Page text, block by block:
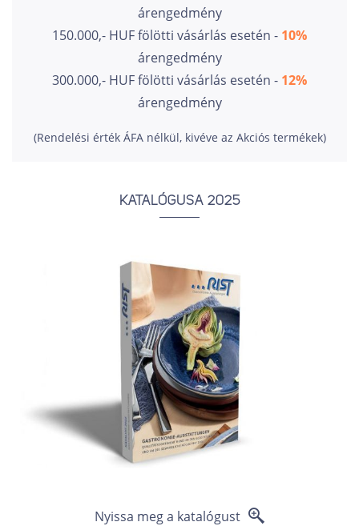
árengedmény
150.000,- HUF fölötti vásárlás esetén - 10%
árengedmény
300.000,- HUF fölötti vásárlás esetén - 12%
árengedmény
(Rendelési érték ÁFA nélkül, kivéve az Akciós termékek)
KATALÓGUSA 2025
Nyissa meg a katalógust